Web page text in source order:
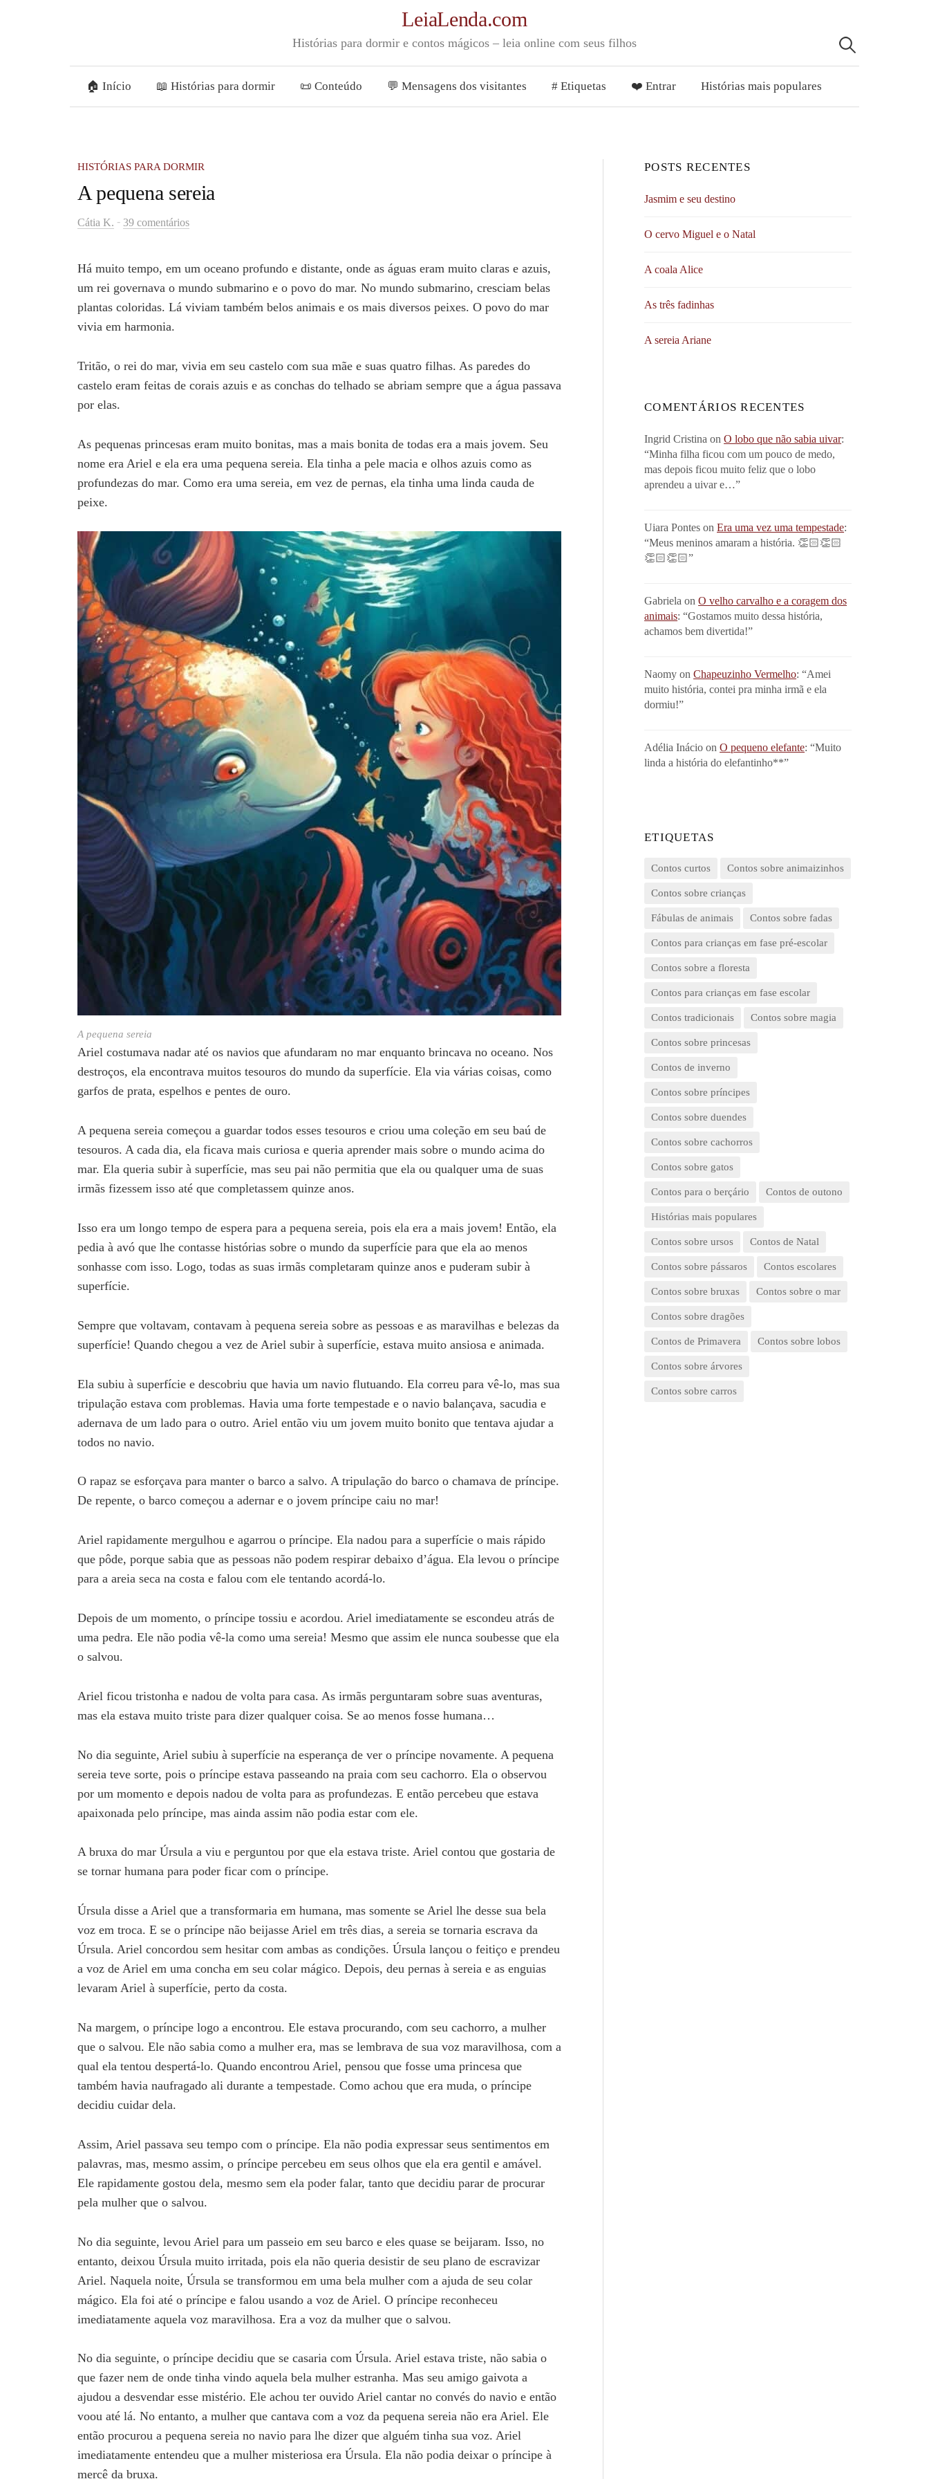
LeiaLenda.com
Histórias para dormir e contos mágicos – leia online com seus filhos
🏠 Início 📖 Histórias para dormir 📜 Conteúdo 💬 Mensagens dos visitantes # Etiquetas ❤️ Entrar Histórias mais populares
Pesquisar
HISTÓRIAS PARA DORMIR
A pequena sereia
Cátia K. - 39 comentários
Há muito tempo, em um oceano profundo e distante, onde as águas eram muito claras e azuis,
um rei governava o mundo submarino e o povo do mar. No mundo submarino, cresciam belas
plantas coloridas. Lá viviam também belos animais e os mais diversos peixes. O povo do mar
vivia em harmonia.
Tritão, o rei do mar, vivia em seu castelo com sua mãe e suas quatro filhas. As paredes do
castelo eram feitas de corais azuis e as conchas do telhado se abriam sempre que a água passava
por elas.
As pequenas princesas eram muito bonitas, mas a mais bonita de todas era a mais jovem. Seu
nome era Ariel e ela era uma pequena sereia. Ela tinha a pele macia e olhos azuis como as
profundezas do mar. Como era uma sereia, em vez de pernas, ela tinha uma linda cauda de
peixe.
A pequena sereia
Ariel costumava nadar até os navios que afundaram no mar enquanto brincava no oceano. Nos
destroços, ela encontrava muitos tesouros do mundo da superfície. Ela via várias coisas, como
garfos de prata, espelhos e pentes de ouro.
A pequena sereia começou a guardar todos esses tesouros e criou uma coleção em seu baú de
tesouros. A cada dia, ela ficava mais curiosa e queria aprender mais sobre o mundo acima do
mar. Ela queria subir à superfície, mas seu pai não permitia que ela ou qualquer uma de suas
irmãs fizessem isso até que completassem quinze anos.
Isso era um longo tempo de espera para a pequena sereia, pois ela era a mais jovem! Então, ela
pedia à avó que lhe contasse histórias sobre o mundo da superfície para que ela ao menos
sonhasse com isso. Logo, todas as suas irmãs completaram quinze anos e puderam subir à
superfície.
Sempre que voltavam, contavam à pequena sereia sobre as pessoas e as maravilhas e belezas da
superfície! Quando chegou a vez de Ariel subir à superfície, estava muito ansiosa e animada.
Ela subiu à superfície e descobriu que havia um navio flutuando. Ela correu para vê-lo, mas sua
tripulação estava com problemas. Havia uma forte tempestade e o navio balançava, sacudia e
adernava de um lado para o outro. Ariel então viu um jovem muito bonito que tentava ajudar a
todos no navio.
O rapaz se esforçava para manter o barco a salvo. A tripulação do barco o chamava de príncipe.
De repente, o barco começou a adernar e o jovem príncipe caiu no mar!
Ariel rapidamente mergulhou e agarrou o príncipe. Ela nadou para a superfície o mais rápido
que pôde, porque sabia que as pessoas não podem respirar debaixo d’água. Ela levou o príncipe
para a areia seca na costa e falou com ele tentando acordá-lo.
Depois de um momento, o príncipe tossiu e acordou. Ariel imediatamente se escondeu atrás de
uma pedra. Ele não podia vê-la como uma sereia! Mesmo que assim ele nunca soubesse que ela
o salvou.
Ariel ficou tristonha e nadou de volta para casa. As irmãs perguntaram sobre suas aventuras,
mas ela estava muito triste para dizer qualquer coisa. Se ao menos fosse humana…
No dia seguinte, Ariel subiu à superfície na esperança de ver o príncipe novamente. A pequena
sereia teve sorte, pois o príncipe estava passeando na praia com seu cachorro. Ela o observou
por um momento e depois nadou de volta para as profundezas. E então percebeu que estava
apaixonada pelo príncipe, mas ainda assim não podia estar com ele.
A bruxa do mar Úrsula a viu e perguntou por que ela estava triste. Ariel contou que gostaria de
se tornar humana para poder ficar com o príncipe.
Úrsula disse a Ariel que a transformaria em humana, mas somente se Ariel lhe desse sua bela
voz em troca. E se o príncipe não beijasse Ariel em três dias, a sereia se tornaria escrava da
Úrsula. Ariel concordou sem hesitar com ambas as condições. Úrsula lançou o feitiço e prendeu
a voz de Ariel em uma concha em seu colar mágico. Depois, deu pernas à sereia e as enguias
levaram Ariel à superfície, perto da costa.
Na margem, o príncipe logo a encontrou. Ele estava procurando, com seu cachorro, a mulher
que o salvou. Ele não sabia como a mulher era, mas se lembrava de sua voz maravilhosa, com a
qual ela tentou despertá-lo. Quando encontrou Ariel, pensou que fosse uma princesa que
também havia naufragado ali durante a tempestade. Como achou que era muda, o príncipe
decidiu cuidar dela.
Assim, Ariel passava seu tempo com o príncipe. Ela não podia expressar seus sentimentos em
palavras, mas, mesmo assim, o príncipe percebeu em seus olhos que ela era gentil e amável.
Ele rapidamente gostou dela, mesmo sem ela poder falar, tanto que decidiu parar de procurar
pela mulher que o salvou.
No dia seguinte, levou Ariel para um passeio em seu barco e eles quase se beijaram. Isso, no
entanto, deixou Úrsula muito irritada, pois ela não queria desistir de seu plano de escravizar
Ariel. Naquela noite, Úrsula se transformou em uma bela mulher com a ajuda de seu colar
mágico. Ela foi até o príncipe e falou usando a voz de Ariel. O príncipe reconheceu
imediatamente aquela voz maravilhosa. Era a voz da mulher que o salvou.
No dia seguinte, o príncipe decidiu que se casaria com Úrsula. Ariel estava triste, não sabia o
que fazer nem de onde tinha vindo aquela bela mulher estranha. Mas seu amigo gaivota a
ajudou a desvendar esse mistério. Ele achou ter ouvido Ariel cantar no convés do navio e então
voou até lá. No entanto, a mulher que cantava com a voz da pequena sereia não era Ariel. Ele
então procurou a pequena sereia no navio para lhe dizer que alguém tinha sua voz. Ariel
imediatamente entendeu que a mulher misteriosa era Úrsula. Ela não podia deixar o príncipe à
mercê da bruxa.
POSTS RECENTES
Jasmim e seu destino
O cervo Miguel e o Natal
A coala Alice
As três fadinhas
A sereia Ariane
COMENTÁRIOS RECENTES
Ingrid Cristina onO lobo que não sabia uivar:
“Minha filha ficou com um pouco de medo,
mas depois ficou muito feliz que o lobo
aprendeu a uivar e…”
Uiara Pontes onEra uma vez uma tempestade:
“Meus meninos amaram a história. 👏🏻👏🏻
👏🏻👏🏻”
Gabriela onO velho carvalho e a coragem dos
animais: “Gostamos muito dessa história,
achamos bem divertida!”
Naomy onChapeuzinho Vermelho: “Amei
muito história, contei pra minha irmã e ela
dormiu!”
Adélia Inácio onO pequeno elefante: “Muito
linda a história do elefantinho**”
ETIQUETAS
Contos curtos Contos sobre animaizinhos
Contos sobre crianças
Fábulas de animais Contos sobre fadas
Contos para crianças em fase pré-escolar
Contos sobre a floresta
Contos para crianças em fase escolar
Contos tradicionais Contos sobre magia
Contos sobre princesas
Contos de inverno
Contos sobre príncipes
Contos sobre duendes
Contos sobre cachorros
Contos sobre gatos
Contos para o berçário Contos de outono
Histórias mais populares
Contos sobre ursos Contos de Natal
Contos sobre pássaros Contos escolares
Contos sobre bruxas Contos sobre o mar
Contos sobre dragões
Contos de Primavera Contos sobre lobos
Contos sobre árvores
Contos sobre carros